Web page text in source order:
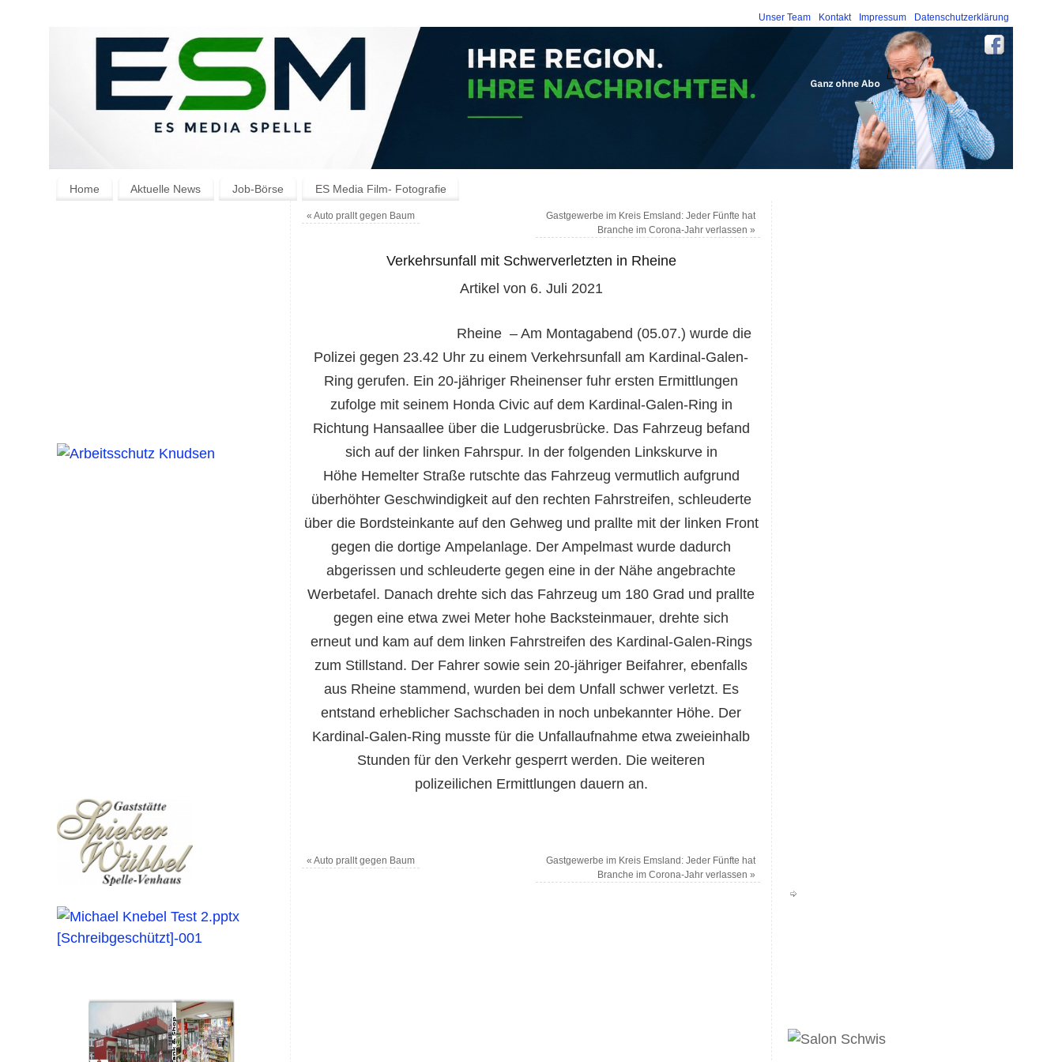
Unser Team Kontakt Impressum Datenschutzerklärung
Home Aktuelle News Job-Börse ES Media Film- Fotografie
« Auto prallt gegen Baum
Gastgewerbe im Kreis Emsland: Jeder Fünfte hat
Branche im Corona-Jahr verlassen»
Verkehrsunfall mit Schwerverletzten in Rheine
Artikel von 6. Juli 2021
Rheine – Am Montagabend (05.07.) wurde die
Polizei gegen 23.42 Uhr zu einem Verkehrsunfall am Kardinal-Galen-
Ring gerufen. Ein 20-jähriger Rheinenser fuhr ersten Ermittlungen
zufolge mit seinem Honda Civic auf dem Kardinal-Galen-Ring in
Richtung Hansaallee über die Ludgerusbrücke. Das Fahrzeug befand
sich auf der linken Fahrspur. In der folgenden Linkskurve in
Höhe Hemelter Straße rutschte das Fahrzeug vermutlich aufgrund
überhöhter Geschwindigkeit auf den rechten Fahrstreifen, schleuderte
über die Bordsteinkante auf den Gehweg und prallte mit der linken Front
gegen die dortige Ampelanlage. Der Ampelmast wurde dadurch
abgerissen und schleuderte gegen eine in der Nähe angebrachte
Werbetafel. Danach drehte sich das Fahrzeug um 180 Grad und prallte
gegen eine etwa zwei Meter hohe Backsteinmauer, drehte sich
erneut und kam auf dem linken Fahrstreifen des Kardinal-Galen-Rings
zum Stillstand. Der Fahrer sowie sein 20-jähriger Beifahrer, ebenfalls
aus Rheine stammend, wurden bei dem Unfall schwer verletzt. Es
entstand erheblicher Sachschaden in noch unbekannter Höhe. Der
Kardinal-Galen-Ring musste für die Unfallaufnahme etwa zweieinhalb
Stunden für den Verkehr gesperrt werden. Die weiteren
polizeilichen Ermittlungen dauern an.
« Auto prallt gegen Baum
Gastgewerbe im Kreis Emsland: Jeder Fünfte hat
Branche im Corona-Jahr verlassen»